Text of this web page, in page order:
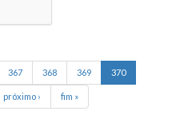
367 368 369 370
próximo › fim »